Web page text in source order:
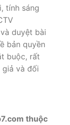
tính sáng
duyệt bài
bản quyền
buộc, rất
và đối
thuộc